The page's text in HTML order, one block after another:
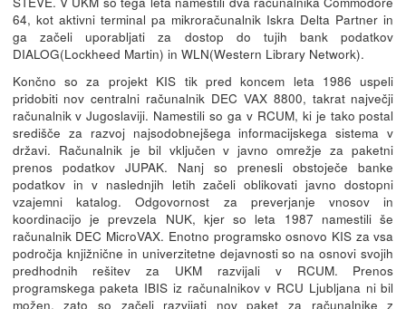
64, kot aktivni terminal pa mikroračunalnik Iskra Delta Partner in
ga začeli uporabljati za dostop do tujih bank podatkov
DIALOG(Lockheed Martin) in WLN(Western Library Network).
Končno so za projekt KIS tik pred koncem leta 1986 uspeli
pridobiti nov centralni računalnik DEC VAX 8800, takrat največji
računalnik v Jugoslaviji. Namestili so ga v RCUM, ki je tako postal
središče za razvoj najsodobnejšega informacijskega sistema v
državi. Računalnik je bil vključen v javno omrežje za paketni
prenos podatkov JUPAK. Nanj so prenesli obstoječe banke
podatkov in v naslednjih letih začeli oblikovati javno dostopni
vzajemni katalog. Odgovornost za preverjanje vnosov in
koordinacijo je prevzela NUK, kjer so leta 1987 namestili še
računalnik DEC MicroVAX. Enotno programsko osnovo KIS za vsa
področja knjižnične in univerzitetne dejavnosti so na osnovi svojih
predhodnih rešitev za UKM razvijali v RCUM. Prenos
programskega paketa IBIS iz računalnikov v RCU Ljubljana ni bil
možen, zato so začeli razvijati nov paket za računalnike z